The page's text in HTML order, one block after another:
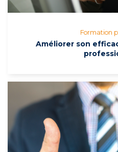
Formation
Améliorer son